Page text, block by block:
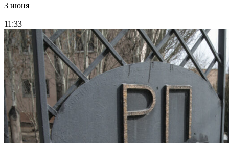
3 июня
11:33